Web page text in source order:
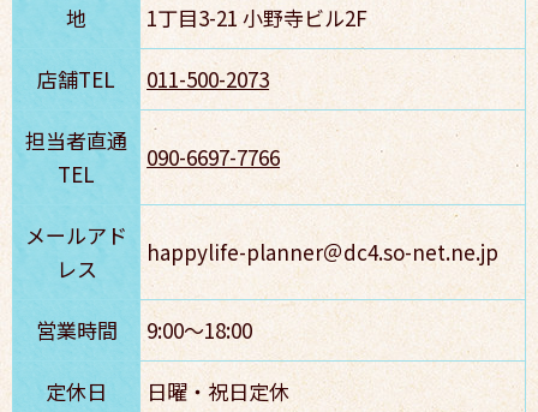
地
1丁目3-21 小野寺ビル2F
店舗TEL 011-500-2073
担当者直通
TEL
090-6697-7766
メールアド
レス
happylife-planner＠dc4.so-net.ne.jp
営業時間 9:00～18:00
定休日 日曜・祝日定休